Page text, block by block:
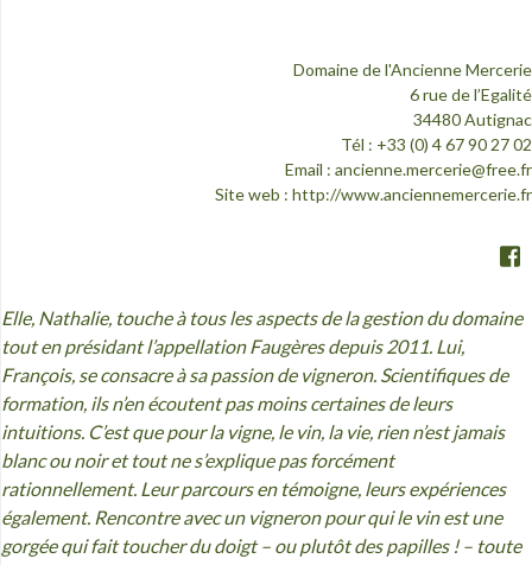
Domaine de l'Ancienne Mercerie
6 rue de l’Egalité
34480 Autignac
Tél : +33 (0) 4 67 90 27 02
Email : ancienne.mercerie@free.fr
Site web : http://www.anciennemercerie.fr
Elle, Nathalie, touche à tous les aspects de la gestion du domaine
tout en présidant l’appellation Faugères depuis 2011. Lui,
François, se consacre àsa passion de vigneron. Scientifiques de
formation, ils n’en écoutent pas moins certaines de leurs
intuitions. C’est que pour la vigne, le vin, la vie, rien n’est jamais
blanc ou noir et tout ne s’explique pas forcément
rationnellement. Leur parcours en témoigne, leurs expériences
également. Rencontre avec un vigneron pour qui le vin est une
gorgée qui fait toucher du doigt – ou plutôt des papilles ! – toute